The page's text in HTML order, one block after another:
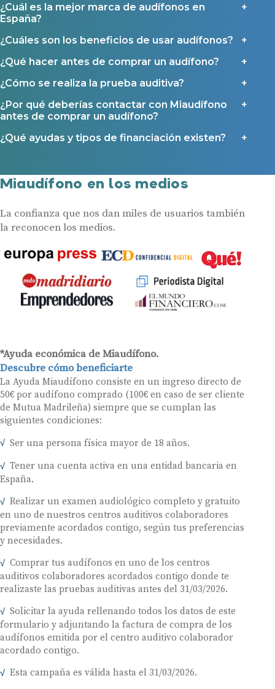
¿Cuál es la mejor marca de audífonos en
España?
¿Cuáles son los beneficios de usar audífonos?
¿Qué hacer antes de comprar un audífono?
¿Cómo se realiza la prueba auditiva?
¿Por qué deberías contactar con Miaudífono
antes de comprar un audífono?
¿Qué ayudas y tipos de financiación existen?
Miaudífono en los medios
La confianza que nos dan miles de usuarios también
la reconocen los medios.
*Ayuda económica de Miaudífono.
Descubre cómo beneficiarte
La Ayuda Miaudífono consiste en un ingreso directo de
50€ por audífono comprado (100€ en caso de ser cliente
de Mutua Madrileña) siempre que se cumplan las
siguientes condiciones:
Ser una persona física mayor de 18 años.
Tener una cuenta activa en una entidad bancaria en
España.
Realizar un examen audiológico completo y gratuito
en uno de nuestros centros auditivos colaboradores
previamente acordados contigo, según tus preferencias
y necesidades.
Comprar tus audífonos en uno de los centros
auditivos colaboradores acordados contigo donde te
realizaste las pruebas auditivas antes del 31/03/2026.
Solicitar la ayuda rellenando todos los datos de este
formulario y adjuntando la factura de compra de los
audífonos emitida por el centro auditivo colaborador
acordado contigo.
Esta campaña es válida hasta el 31/03/2026.